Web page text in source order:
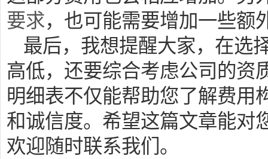
要求，也可能需要增加一些额
最后，我想提醒大家，在选
高低，还要综合考虑公司的资
明细表不仅能帮助您了解费用
和诚信度。希望这篇文章能对
欢迎随时联系我们。